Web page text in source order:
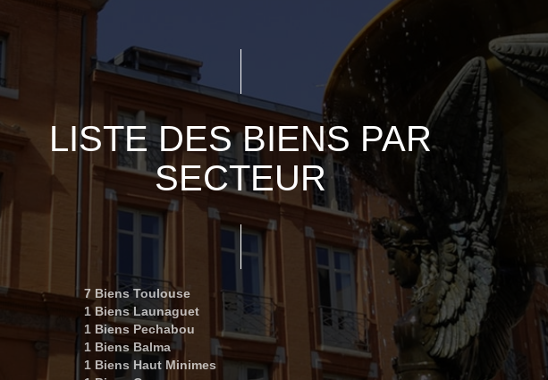
LISTE DES BIENS PAR
SECTEUR
7 Biens Toulouse
1 Biens Launaguet
1 Biens Pechabou
1 Biens Balma
1 Biens Haut Minimes